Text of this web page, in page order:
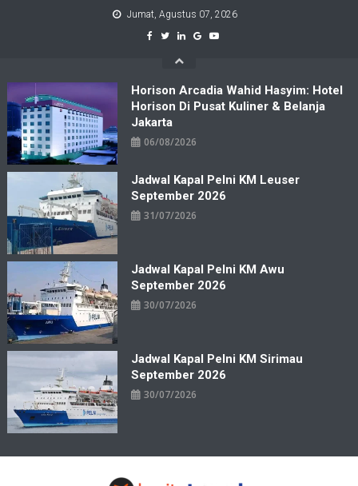
Jumat, Agustus 07, 2026
Horison Arcadia Wahid Hasyim: Hotel
Horison Di Pusat Kuliner & Belanja
Jakarta
06/08/2026
Jadwal Kapal Pelni KM Leuser
September 2026
31/07/2026
Jadwal Kapal Pelni KM Awu
September 2026
30/07/2026
Jadwal Kapal Pelni KM Sirimau
September 2026
30/07/2026